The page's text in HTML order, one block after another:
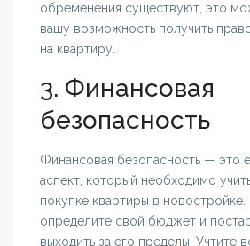
обременения существуют, это
вашу возможность получить
на квартиру.
3. Финансовая
безопасность
Финансовая безопасность — это
аспект, который необходимо
покупке квартиры в новостройке.
определите свой бюджет и
выходить за его пределы. Учтите